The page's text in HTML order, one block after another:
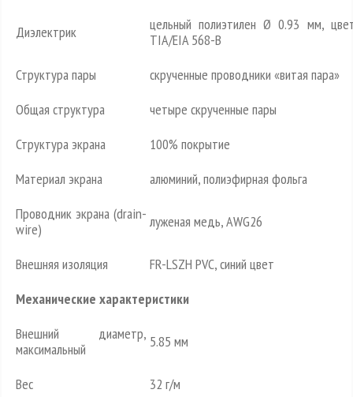
Диэлектрик
цельный полиэтилен Ø 0.93 мм,
TIA/EIA 568-B
Структура пары
скрученные проводники «витая пара»
Общая структура
четыре скрученные пары
Структура экрана
100% покрытие
Материал экрана
алюминий, полиэфирная фольга
Проводник экрана (drain-
wire)
луженая медь, AWG26
Внешняя изоляция
FR-LSZH PVC, синий цвет
Механические характеристики
Внешний диаметр,
максимальный
5.85 мм
Вес 32 г/м